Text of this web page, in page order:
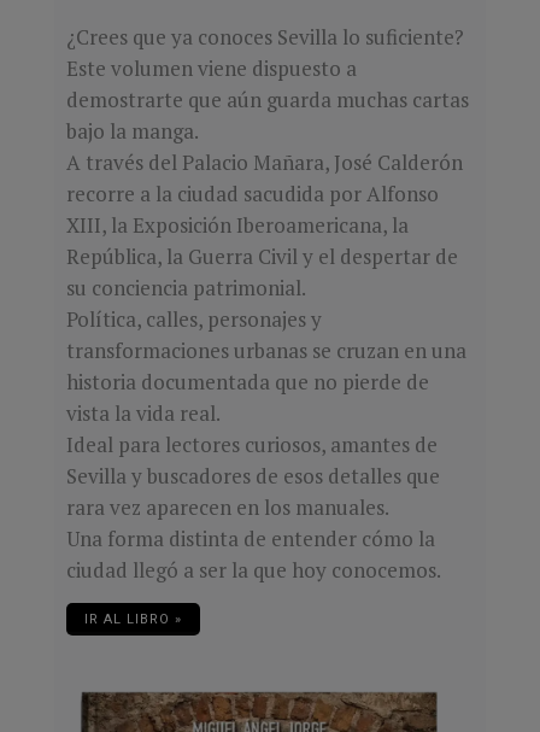
¿Crees que ya conoces Sevilla lo suficiente?
Este volumen viene dispuesto a
demostrarte que aún guarda muchas cartas
bajo la manga.
A través del Palacio Mañara, José Calderón
recorre a la ciudad sacudida por Alfonso
XIII, la Exposición Iberoamericana, la
República, la Guerra Civil y el despertar de
su conciencia patrimonial.
Política, calles, personajes y
transformaciones urbanas se cruzan en una
historia documentada que no pierde de
vista la vida real.
Ideal para lectores curiosos, amantes de
Sevilla y buscadores de esos detalles que
rara vez aparecen en los manuales.
Una forma distinta de entender cómo la
ciudad llegó a ser la que hoy conocemos.
IR AL LIBRO »